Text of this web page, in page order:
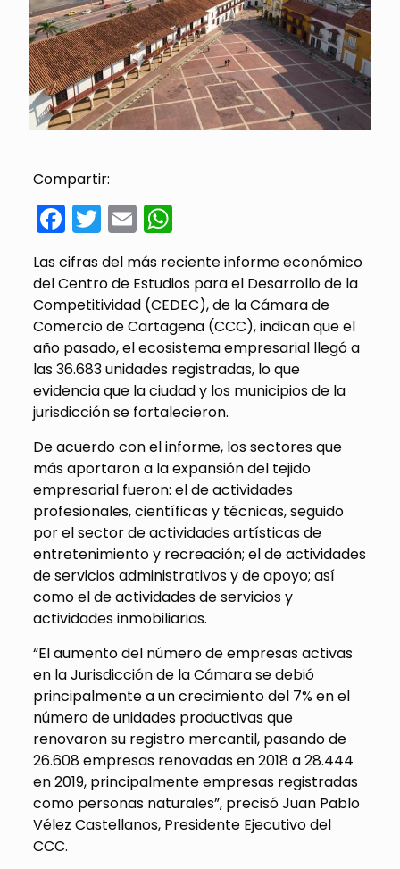
Compartir:
Facebook
Twitter
EmailWhatsApp
Las cifras del más reciente informe económico
del Centro de Estudios para el Desarrollo de la
Competitividad (CEDEC), de la Cámara de
Comercio de Cartagena (CCC), indican que el
año pasado, el ecosistema empresarial llegó a
las 36.683 unidades registradas, lo que
evidencia que la ciudad y los municipios de la
jurisdicción se fortalecieron.
De acuerdo con el informe, los sectores que
más aportaron a la expansión del tejido
empresarial fueron: el de actividades
profesionales, científicas y técnicas, seguido
por el sector de actividades artísticas de
entretenimiento y recreación; el de actividades
de servicios administrativos y de apoyo; así
como el de actividades de servicios y
actividades inmobiliarias.
“El aumento del número de empresas activas
en la Jurisdicción de la Cámara se debió
principalmente a un crecimiento del 7% en el
número de unidades productivas que
renovaron su registro mercantil, pasando de
26.608 empresas renovadas en 2018 a 28.444
en 2019, principalmente empresas registradas
como personas naturales”, precisó Juan Pablo
Vélez Castellanos, Presidente Ejecutivo del
CCC.